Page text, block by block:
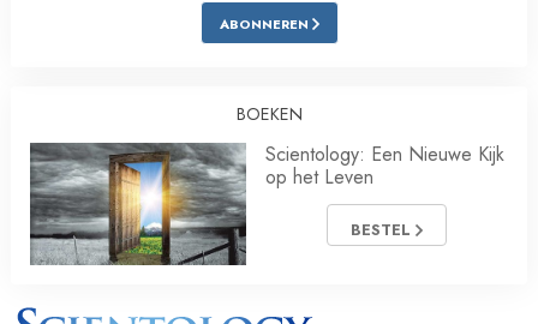
ABONNEREN
BOEKEN
Scientology: Een Nieuwe Kijk
op het Leven
BESTEL